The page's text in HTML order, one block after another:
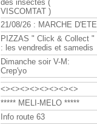
des insectes (
VISCOMTAT )
21/08/26 : MARCHE D'ETE
PIZZAS " Click & Collect "
: les vendredis et samedis
Dimanche soir V-M:
Crep'yo
<><><><><><><><>
***** MELI-MELO *****
Info route 63